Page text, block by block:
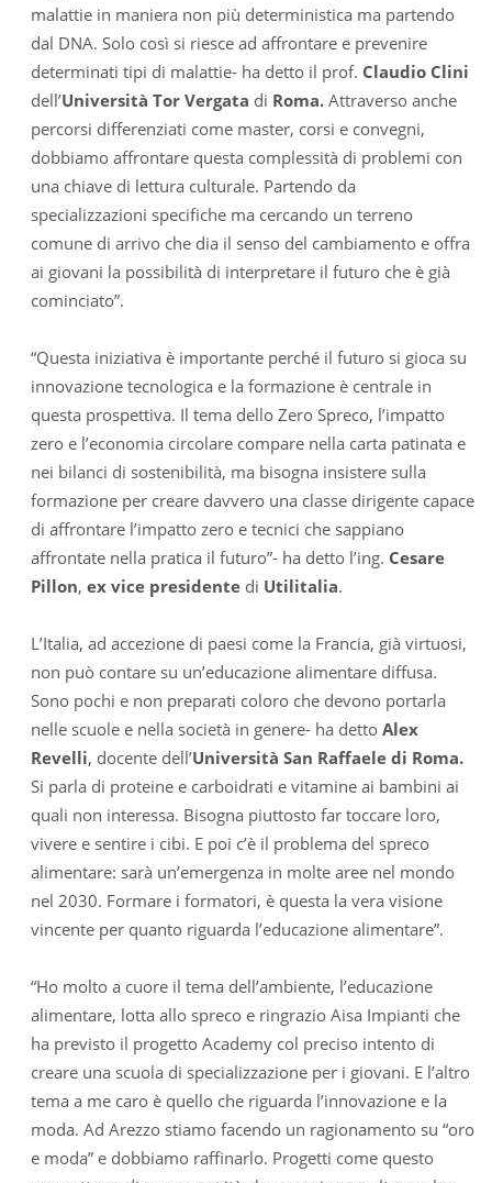
malattie in maniera non più deterministica ma partendo
dal DNA. Solo così si riesce ad affrontare e prevenire
determinati tipi di malattie- ha detto il prof. Claudio Clini
dell’Università Tor Vergata di Roma. Attraverso anche
percorsi differenziati come master, corsi e convegni,
dobbiamo affrontare questa complessità di problemi con
una chiave di lettura culturale. Partendo da
specializzazioni specifiche ma cercando un terreno
comune di arrivo che dia il senso del cambiamento e offra
ai giovani la possibilità di interpretare il futuro che è già
cominciato”.
“Questa iniziativa è importante perché il futuro si gioca su
innovazione tecnologica e la formazione è centrale in
questa prospettiva. Il tema dello Zero Spreco, l’impatto
zero e l’economia circolare compare nella carta patinata e
nei bilanci di sostenibilità, ma bisogna insistere sulla
formazione per creare davvero una classe dirigente capace
di affrontare l’impatto zero e tecnici che sappiano
affrontate nella pratica il futuro”- ha detto l’ing. Cesare
Pillon, ex vice presidente di Utilitalia.
L’Italia, ad accezione di paesi come la Francia, già virtuosi,
non può contare su un’educazione alimentare diffusa.
Sono pochi e non preparati coloro che devono portarla
nelle scuole e nella società in genere- ha detto Alex
Revelli, docente dell’Università San Raffaele di Roma.
Si parla di proteine e carboidrati e vitamine ai bambini ai
quali non interessa. Bisogna piuttosto far toccare loro,
vivere e sentire i cibi. E poi c’è il problema del spreco
alimentare: sarà un’emergenza in molte aree nel mondo
nel 2030. Formare i formatori, è questa la vera visione
vincente per quanto riguarda l’educazione alimentare”.
“Ho molto a cuore il tema dell’ambiente, l’educazione
alimentare, lotta allo spreco e ringrazio Aisa Impianti che
ha previsto il progetto Academy col preciso intento di
creare una scuola di specializzazione per i giovani. E l’altro
tema a me caro è quello che riguarda l’innovazione e la
moda. Ad Arezzo stiamo facendo un ragionamento su “oro
e moda” e dobbiamo raffinarlo. Progetti come questo